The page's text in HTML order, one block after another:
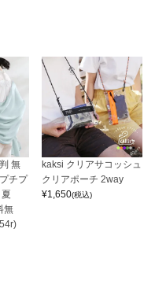
無
チプ
無
kaksi クリアサコッシュ
クリアポーチ 2way
¥1,650(税込)